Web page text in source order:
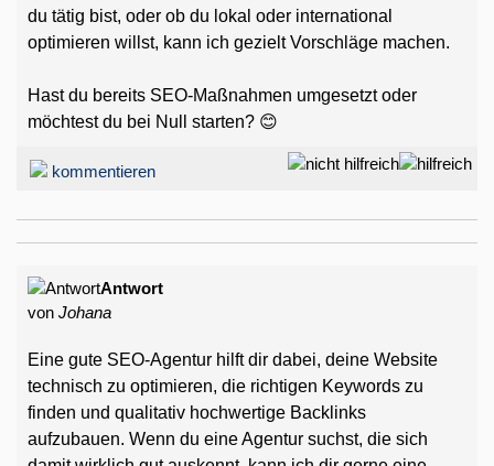
du tätig bist, oder ob du lokal oder international
optimieren willst, kann ich gezielt Vorschläge machen.
Hast du bereits SEO-Maßnahmen umgesetzt oder
möchtest du bei Null starten? 😊
kommentieren
Antwort
von Johana
Eine gute SEO-Agentur hilft dir dabei, deine Website
technisch zu optimieren, die richtigen Keywords zu
finden und qualitativ hochwertige Backlinks
aufzubauen. Wenn du eine Agentur suchst, die sich